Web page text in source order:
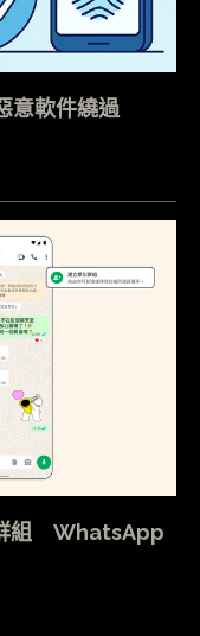
軟件繞過
群組 WhatsApp